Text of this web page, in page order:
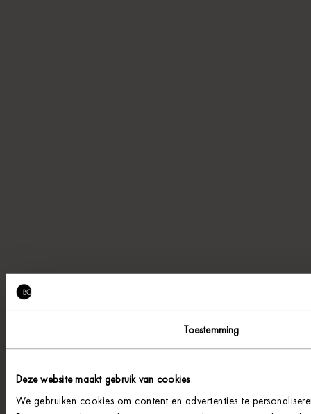
Toestemming
Deze website maakt gebruik van cookies
We gebruiken cookies om content en advertenties te